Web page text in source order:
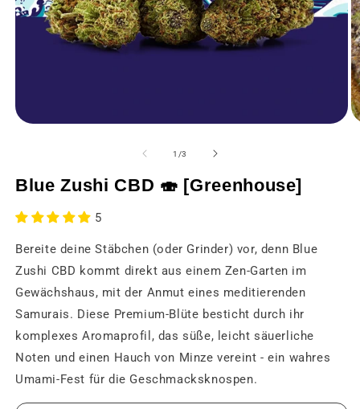
modalen
Fenster
1 /von
3
Blue Zushi CBD 🍣 [Greenhouse]
5
Bereite deine Stäbchen (oder Grinder) vor, denn Blue
Zushi CBD kommt direkt aus einem Zen-Garten im
Gewächshaus, mit der Anmut eines meditierenden
Samurais. Diese Premium-Blüte besticht durch ihr
komplexes Aromaprofil, das süße, leicht säuerliche
Noten und einen Hauch von Minze vereint - ein wahres
Umami-Fest für die Geschmacksknospen.